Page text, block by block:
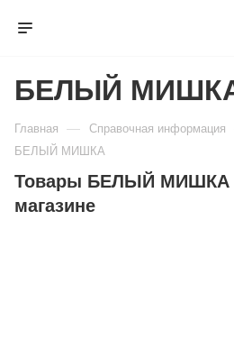
БЕЛЫЙ
Главная — Справочная информация
БЕЛЫЙ МИШКА
Товары БЕЛЫЙ МИШКА
магазине